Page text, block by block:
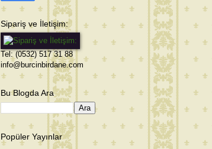
Sipariş ve İletişim:
Tel: (0532) 517 31 88
info@burcinbirdane.com
Bu Blogda Ara
Popüler Yayınlar